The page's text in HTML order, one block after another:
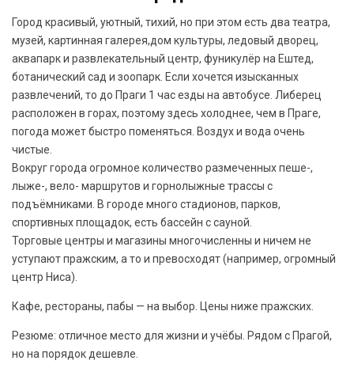
Город красивый, уютный, тихий, но при этом есть два театра,
музей, картинная галерея,дом культуры, ледовый дворец,
аквапарк и развлекательный центр, фуникулёр на Ештед,
ботанический сад и зоопарк. Если хочется изысканных
развлечений, то до Праги 1 час езды на автобусе. Либерец
расположен в горах, поэтому здесь холоднее, чем в Праге,
погода может быстро поменяться. Воздух и вода очень
чистые.
Вокруг города огромное количество размеченных пеше-,
лыже-, вело- маршрутов и горнолыжные трассы с
подъёмниками. В городе много стадионов, парков,
спортивных площадок, есть бассейн с сауной.
Торговые центры и магазины многочисленны и ничем не
уступают пражским, а то и превосходят (например, огромный
центр Ниса).
Кафе, рестораны, пабы — на выбор. Цены ниже пражских.
Резюме: отличное место для жизни и учёбы. Рядом с Прагой,
но на порядок дешевле.